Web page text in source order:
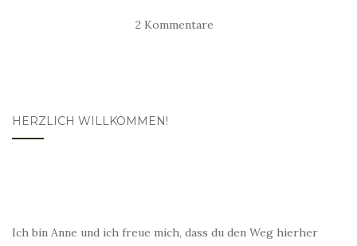
2 Kommentare
HERZLICH WILLKOMMEN!
Ich bin Anne und ich freue mich, dass du den Weg hierher